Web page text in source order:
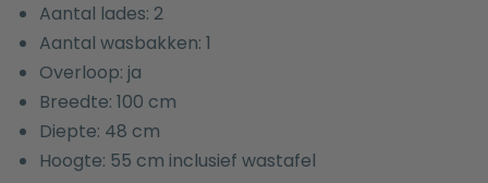
Aantal lades: 2
Aantal wasbakken: 1
Overloop: ja
Breedte: 100 cm
Diepte: 48 cm
Hoogte: 55 cm inclusief wastafel